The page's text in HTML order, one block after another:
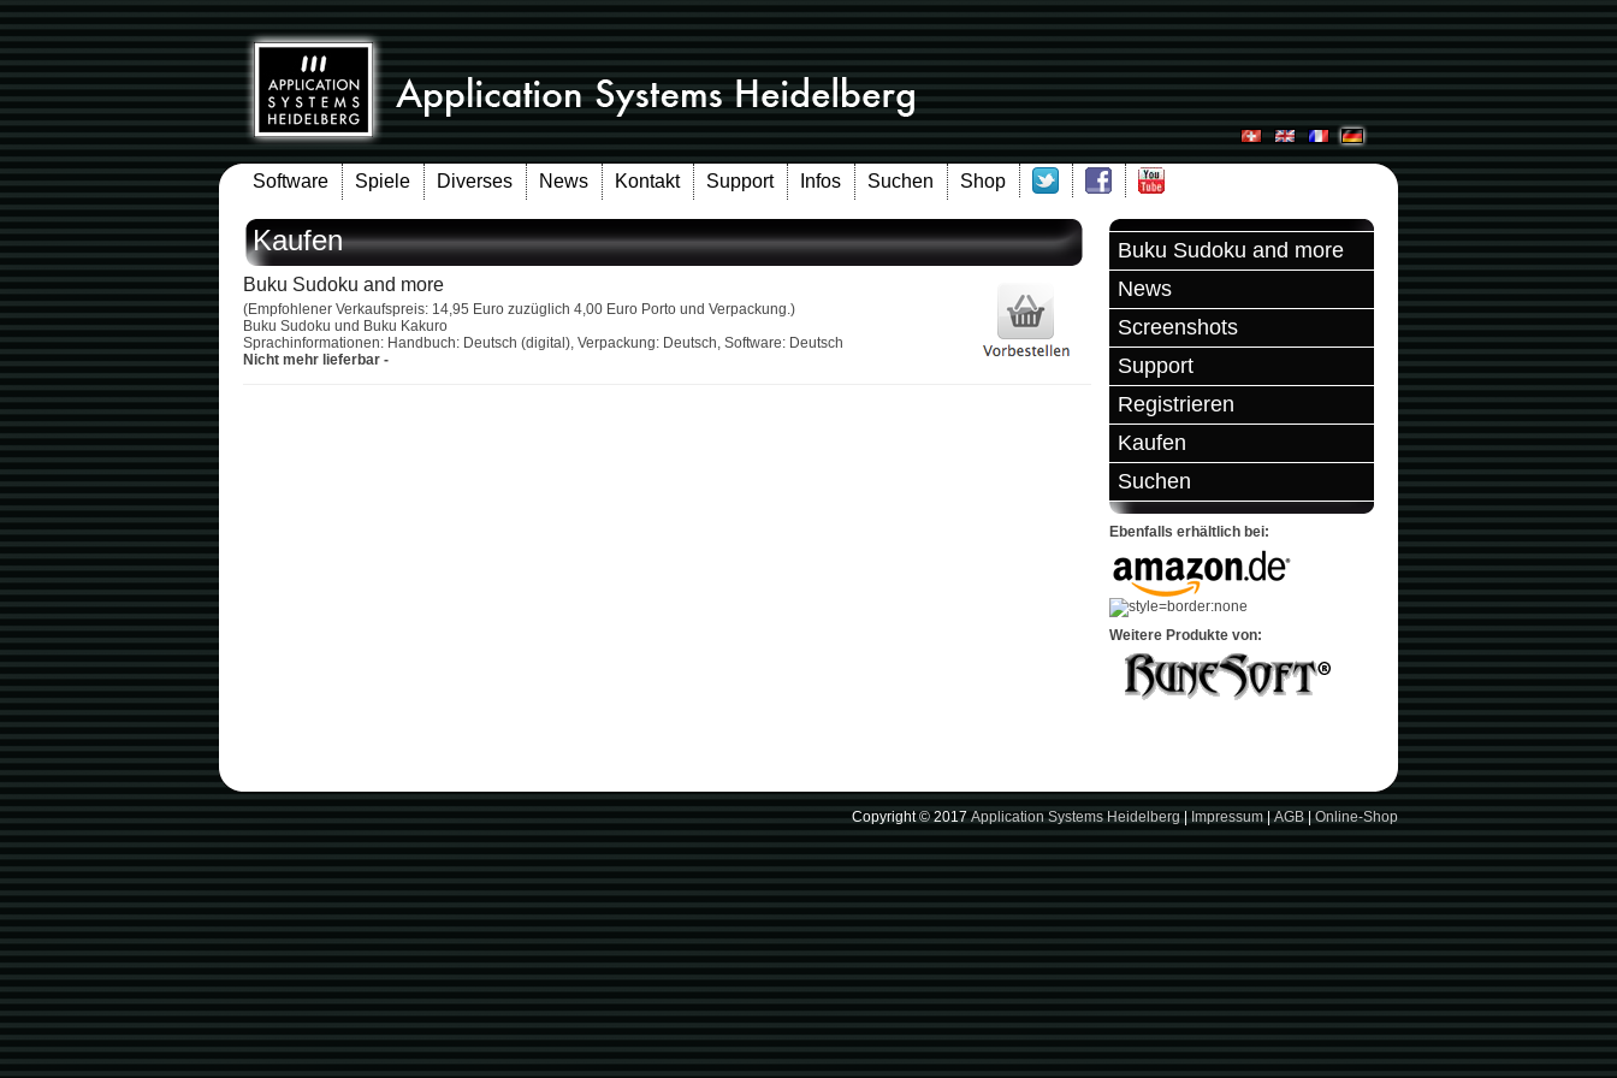
Software Spiele Diverses News Kontakt Support Infos Suchen Shop
Buku Sudoku and more
News
Screenshots
Support
Registrieren
Kaufen
Suchen
Ebenfalls erhältlich bei:
Weitere Produkte von:
Kaufen
Buku Sudoku and more
(Empfohlener Verkaufspreis: 14,95 Euro zuzüglich 4,00 Euro Porto und Verpackung.)
Buku Sudoku und Buku Kakuro
Sprachinformationen: Handbuch: Deutsch (digital), Verpackung: Deutsch, Software: Deutsch
Nicht mehr lieferbar -
Copyright © 2017Application Systems Heidelberg|Impressum|AGB|Online-Shop